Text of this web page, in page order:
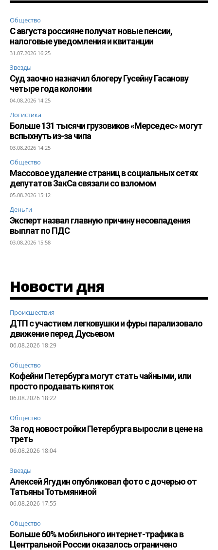
Общество
С августа россияне получат новые пенсии,
налоговые уведомления и квитанции
31.07.2026 16:25
Звезды
Суд заочно назначил блогеру Гусейну Гасанову
четыре года колонии
04.08.2026 14:25
Логистика
Больше 131 тысячи грузовиков «Мерседес» могут
вспыхнуть из-за чипа
03.08.2026 14:25
Общество
Массовое удаление страниц в социальных сетях
депутатов ЗакСа связали со взломом
05.08.2026 15:12
Деньги
Эксперт назвал главную причину несовпадения
выплат по ПДС
03.08.2026 15:58
Новости дня
Происшествия
ДТП с участием легковушки и фуры парализовало
движение перед Дусьевом
06.08.2026 18:29
Общество
Кофейни Петербурга могут стать чайными, или
просто продавать кипяток
06.08.2026 18:22
Общество
За год новостройки Петербурга выросли в цене на
треть
06.08.2026 18:04
Звезды
Алексей Ягудин опубликовал фото с дочерью от
Татьяны Тотьмяниной
06.08.2026 17:55
Общество
Больше 60% мобильного интернет-трафика в
Центральной России оказалось ограничено